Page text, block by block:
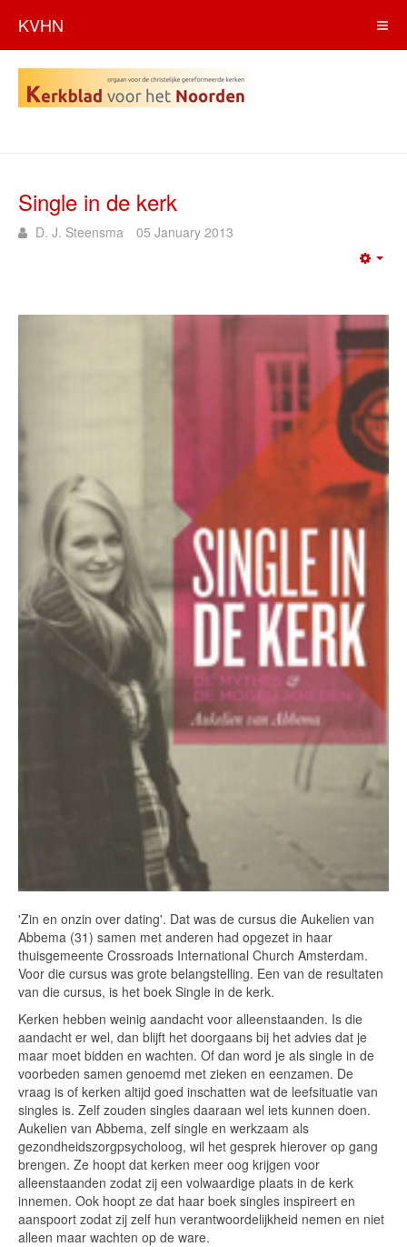
KVHN
Single in de kerk
D. J. Steensma 05 January 2013
'Zin en onzin over dating'. Dat was de cursus die Aukelien van
Abbema (31) samen met anderen had opgezet in haar
thuisgemeente Crossroads International Church Amsterdam.
Voor die cursus was grote belangstelling. Een van de resultaten
van die cursus, is het boek Single in de kerk.
Kerken hebben weinig aandacht voor alleenstaanden. Is die
aandacht er wel, dan blijft het doorgaans bij het advies dat je
maar moet bidden en wachten. Of dan word je als single in de
voorbeden samen genoemd met zieken en eenzamen. De
vraag is of kerken altijd goed inschatten wat de leefsituatie van
singles is. Zelf zouden singles daaraan wel iets kunnen doen.
Aukelien van Abbema, zelf single en werkzaam als
gezondheidszorgpsycholoog, wil het gesprek hierover op gang
brengen. Ze hoopt dat kerken meer oog krijgen voor
alleenstaanden zodat zij een volwaardige plaats in de kerk
innemen. Ook hoopt ze dat haar boek singles inspireert en
aanspoort zodat zij zelf hun verantwoordelijkheid nemen en niet
alleen maar wachten op de ware.